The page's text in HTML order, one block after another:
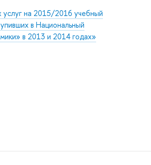
на 2015/2016 учебный
в Национальный
в 2013 и 2014 годах»